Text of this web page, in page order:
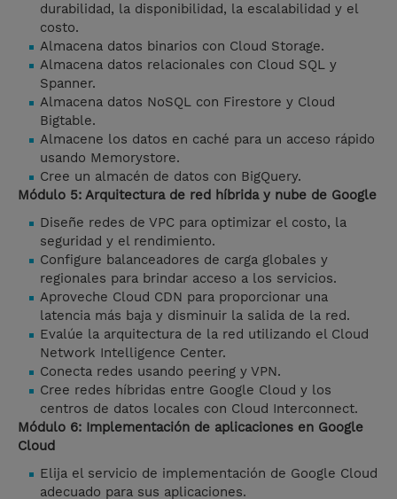
durabilidad, la disponibilidad, la escalabilidad y el
costo.
Almacena datos binarios con Cloud Storage.
Almacena datos relacionales con Cloud SQL y
Spanner.
Almacena datos NoSQL con Firestore y Cloud
Bigtable.
Almacene los datos en caché para un acceso rápido
usando Memorystore.
Cree un almacén de datos con BigQuery.
Módulo 5: Arquitectura de red híbrida y nube de Google
Diseñe redes de VPC para optimizar el costo, la
seguridad y el rendimiento.
Configure balanceadores de carga globales y
regionales para brindar acceso a los servicios.
Aproveche Cloud CDN para proporcionar una
latencia más baja y disminuir la salida de la red.
Evalúe la arquitectura de la red utilizando el Cloud
Network Intelligence Center.
Conecta redes usando peering y VPN.
Cree redes híbridas entre Google Cloud y los
centros de datos locales con Cloud Interconnect.
Módulo 6: Implementación de aplicaciones en Google
Cloud
Elija el servicio de implementación de Google Cloud
adecuado para sus aplicaciones.